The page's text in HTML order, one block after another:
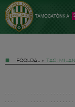
FŐOLDAL » TAG: MILÁN